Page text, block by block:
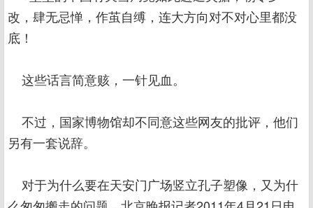
改，肆无忌惮，作茧自缚，连大方向对不对心里都没
底！
这些话言简意赅，一针见血。
不过，国家博物馆却不同意这些网友的批评，他们
另有一套说辞。
对于为什么要在天安门广场竖立孔子塑像，又为什